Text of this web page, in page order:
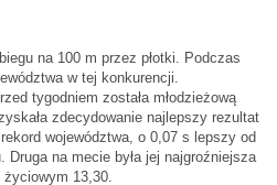
na 100 m przez płotki. Podczas
w tej konkurencji.
tygodniem została młodzieżową
zdecydowanie najlepszy rezultat
województwa, o 0,07 s lepszy od
na mecie była jej najgroźniejsza
życiowym 13,30.